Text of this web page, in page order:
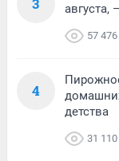
57 476
4
детства
31 110